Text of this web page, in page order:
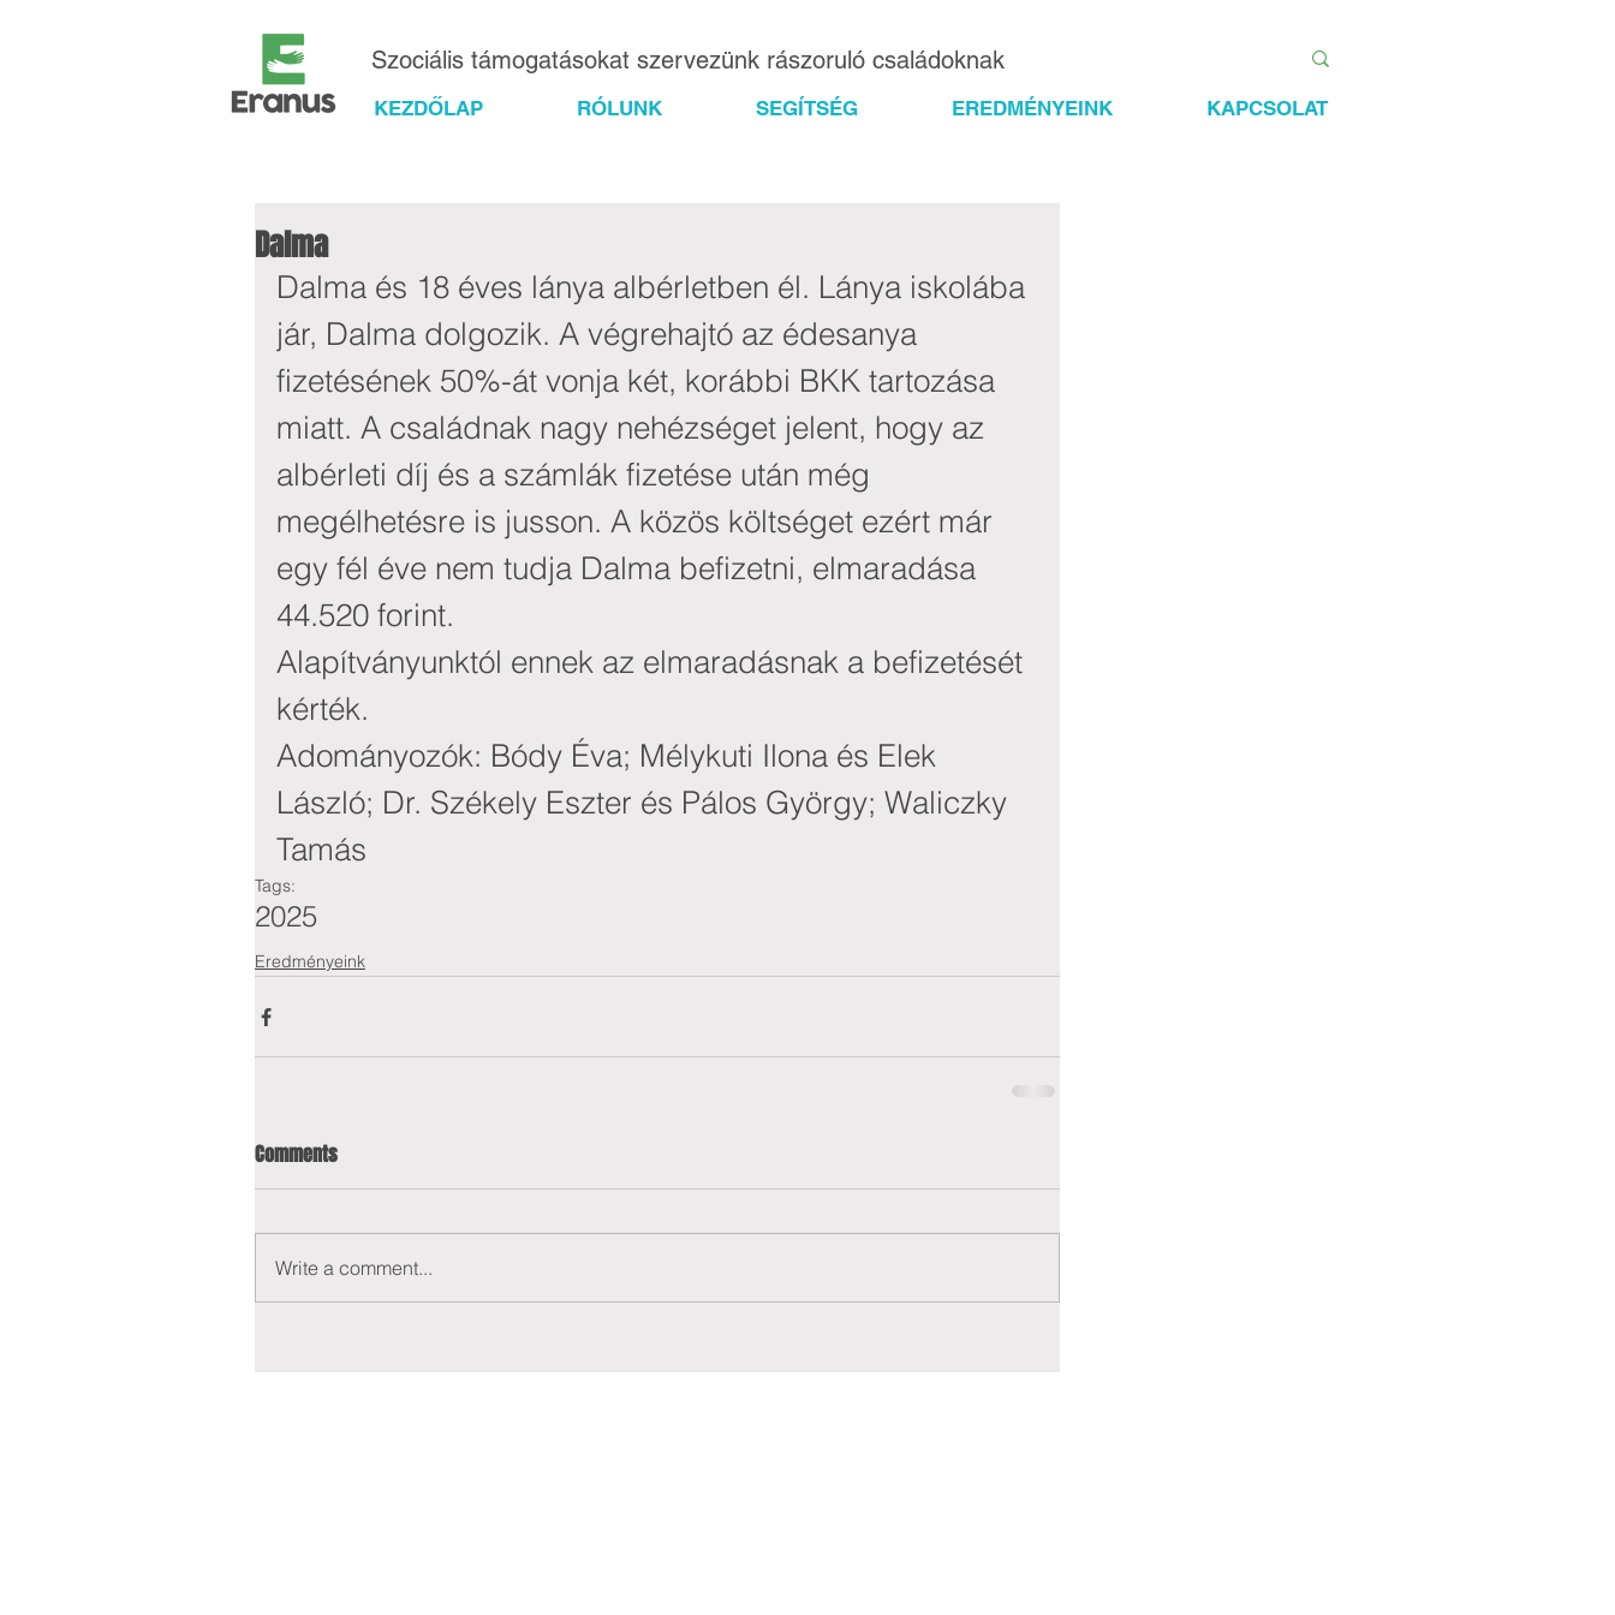
Szociális támogatásokat szervezünk rászoruló családoknak
KEZDŐLAP RÓLUNK SEGÍTSÉG EREDMÉNYEINK KAPCSOLAT
Dalma
Dalma és 18 éves lánya albérletben él. Lánya iskolába
jár, Dalma dolgozik. A végrehajtó az édesanya
fizetésének 50%-át vonja két, korábbi BKK tartozása
miatt. A családnak nagy nehézséget jelent, hogy az
albérleti díj és a számlák fizetése után még
megélhetésre is jusson. A közös költséget ezért már
egy fél éve nem tudja Dalma befizetni, elmaradása
44.520 forint.
Alapítványunktól ennek az elmaradásnak a befizetését
kérték.
Adományozók: Bódy Éva; Mélykuti Ilona és Elek
László; Dr. Székely Eszter és Pálos György; Waliczky
Tamás
Tags:
2025
Eredményeink
Comments
Write a comment...